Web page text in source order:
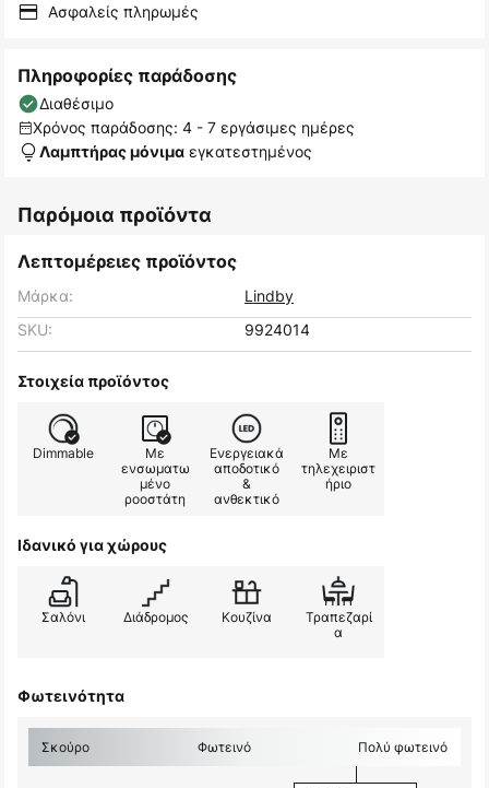
Ασφαλείς πληρωμές
Πληροφορίες παράδοσης
Διαθέσιμο
Χρόνος παράδοσης: 4 - 7 εργάσιμες ημέρες
Λαμπτήρας μόνιμα εγκατεστημένος
Παρόμοια προϊόντα
Λεπτομέρειες προϊόντος
Μάρκα:
Lindby
SKU:
9924014
Στοιχεία προϊόντος
Dimmable
Με
ενσωματω
μένο
ροοστάτη
Ενεργειακά
αποδοτικό
&
ανθεκτικό
Με
τηλεχειριστ
ήριο
Ιδανικό για χώρους
Σαλόνι Διάδρομος Κουζίνα
Τραπεζαρί
α
Φωτεινότητα
Σκούρο Φωτεινό Πολύ φωτεινό